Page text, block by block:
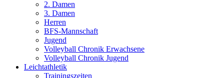
2. Damen
3. Damen
Herren
BFS-Mannschaft
Jugend
Volleyball Chronik Erwachsene
Volleyball Chronik Jugend
Leichtathletik
Trainingszeiten